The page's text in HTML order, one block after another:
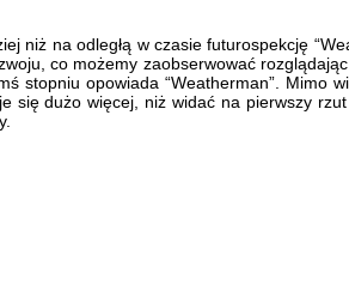
niż na odległą w czasie futurospekcję
co możemy zaobserwować
opowiada “Weatherman”. Mimo
się dużo więcej, niż widać na pierwszy